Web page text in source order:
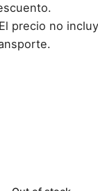
precio no